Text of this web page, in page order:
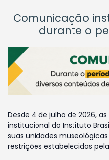
Comunicação
durante o
Desde 4 de julho de 2026,
institucional do Instituto
suas unidades
restrições estabelecidas